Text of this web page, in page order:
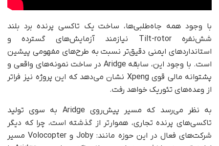
با وجود همه‌ جاه‌طلبی‌ها، ساخت یک تاکسی پرنده برد بلند
شش‌نفره‌ Tilt-rotor نیازمند آزمایش‌های گسترده و
استانداردهای ایمنی دقیق‌تر نسبت به طرح‌های مفهومی پیشین
است. با وجود این، سابقه‌ Aridge در ساخت نمونه‌های واقعی و
پشتوانه‌ مالی قوی Xpeng نشان می‌دهد که این پروژه نیز فراتر
از وعده‌های تئوریک خواهد رفت.
به نظر می‌رسد که مسیر پیش‌روی Aridge به سوی تولید
تاکسی‌های پرنده‌ تجاری، هموارتر از گذشته است، چرا که دیگر
شرکت‌های فعال در این حوزه مانند: Joby و Volocopter مسیر